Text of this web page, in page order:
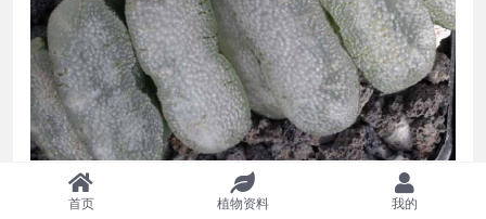
Haworthia truncata
‘Milkey Way’（‘银河’），图片来
首页 植物资料 我的